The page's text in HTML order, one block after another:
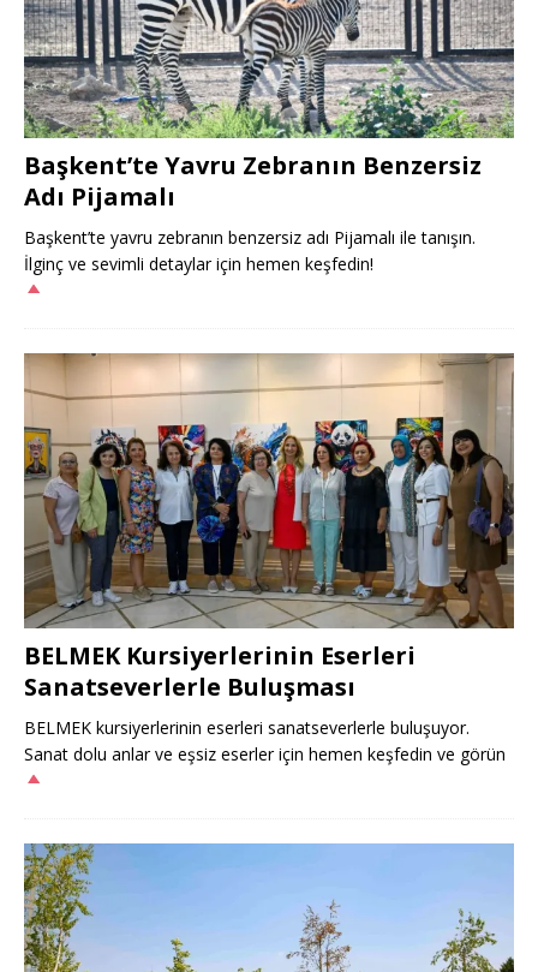
Başkent’te Yavru Zebranın Benzersiz
Adı Pijamalı
Başkent’te yavru zebranın benzersiz adı Pijamalı ile tanışın.
İlginç ve sevimli detaylar için hemen keşfedin!
BELMEK Kursiyerlerinin Eserleri
Sanatseverlerle Buluşması
BELMEK kursiyerlerinin eserleri sanatseverlerle buluşuyor.
Sanat dolu anlar ve eşsiz eserler için hemen keşfedin ve görün